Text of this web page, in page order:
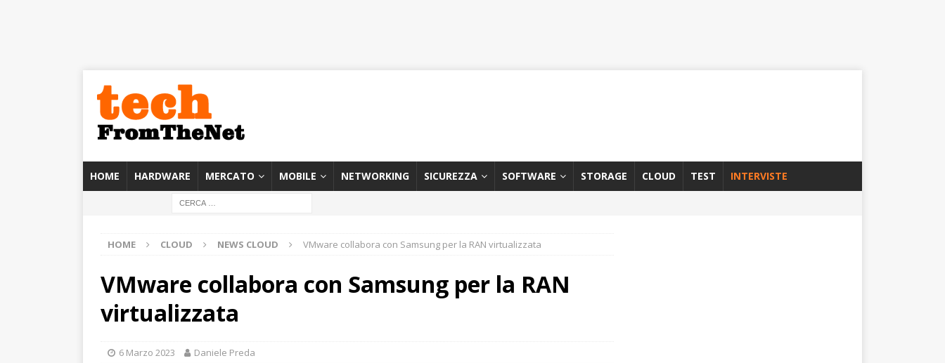
HOME HARDWARE MERCATO MOBILE NETWORKING SICUREZZA SOFTWARE STORAGE CLOUD TEST INTERVISTE
HOME CLOUD NEWS CLOUD VMware collabora con Samsung per la RAN virtualizzata
VMware collabora con Samsung per la RAN
virtualizzata
6 Marzo 2023 Daniele Preda